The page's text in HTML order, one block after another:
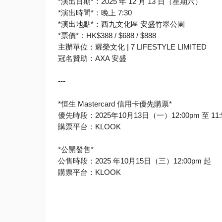
*演出時間*：晚上 7:30
*演出地點*：西九文化區 安盛竹翠公園
*票價*：HK$388 / $688 / $888
主辦單位：耀榮文化 | 7 LIFESTYLE LIMITED
冠名贊助：AXA 安盛
---
*恒生 Mastercard 信用卡優先購票*
優先時段：2025年10月13日（一）12:00pm 至
購票平台：KLOOK
*公開發售*
公售時段：2025 年10月15日（三）12:00pm 起
購票平台：KLOOK